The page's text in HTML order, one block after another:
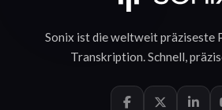
Sonix ist die weltweit
Transkription.Schnell,